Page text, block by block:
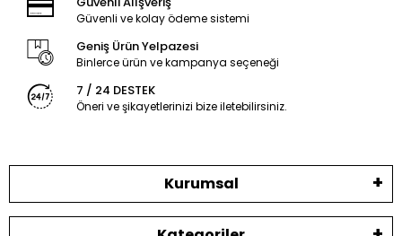
Güvenli ve kolay ödeme sistemi
Geniş Ürün Yelpazesi
Binlerce ürün ve kampanya seçeneği
7 / 24 DESTEK
Öneri ve şikayetlerinizi bize iletebilirsiniz.
Kurumsal